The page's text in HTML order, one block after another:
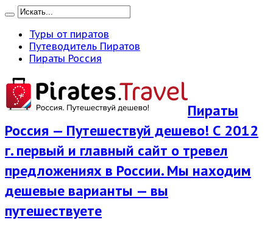
Туры от пиратов
Путеводитель Пиратов
Пираты Россия
Пираты
Россия — Путешествуй дешево! С 2012
г. первый и главный сайт о тревел
предложениях в России. Мы находим
дешевые варианты — вы
путешествуете